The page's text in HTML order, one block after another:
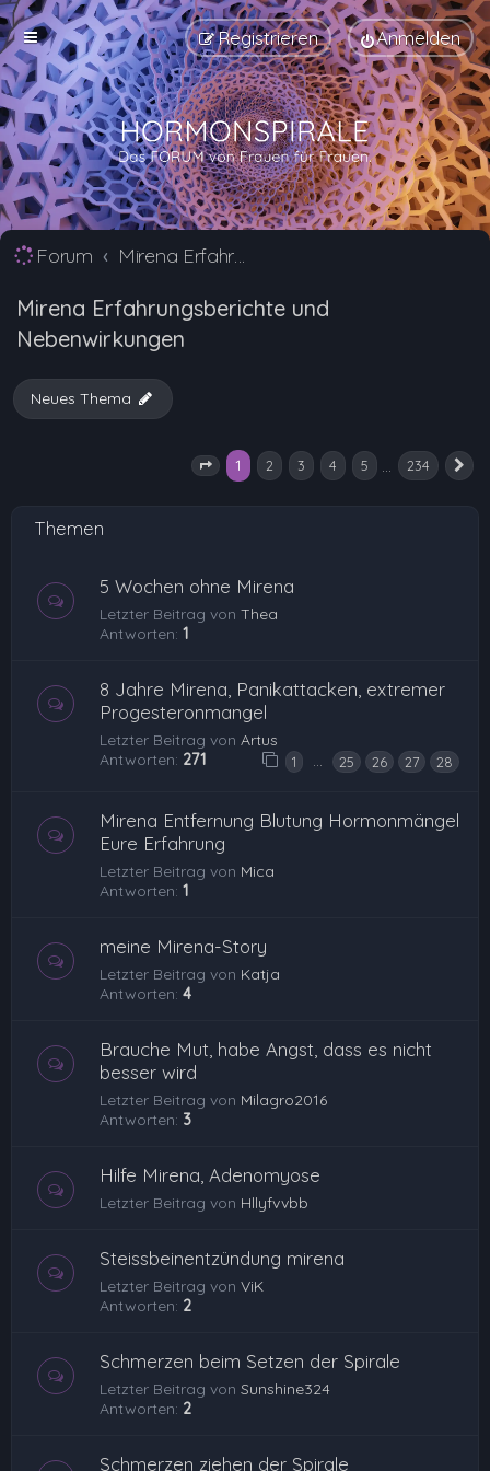
Anmelden
Registrieren
Forum Mirena Erfahrungsberichte und Nebenwirkungen
Mirena Erfahrungsberichte und
Nebenwirkungen
Neues Thema
Seite von 234
1 2 3 4 5 234
Themen
5 Wochen ohne Mirena
Letzter Beitrag von Thea
Antworten: 1
8 Jahre Mirena, Panikattacken, extremer
Progesteronmangel
Letzter Beitrag von Artus
Antworten: 271 1 … 25 26 27 28
Mirena Entfernung Blutung Hormonmängel
Eure Erfahrung
Letzter Beitrag von Mica
Antworten: 1
meine Mirena-Story
Letzter Beitrag von Katja
Antworten: 4
Brauche Mut, habe Angst, dass es nicht
besser wird
Letzter Beitrag von Milagro2016
Antworten: 3
Hilfe Mirena, Adenomyose
Letzter Beitrag von Hllyfvvbb
Steissbeinentzündung mirena
Letzter Beitrag von ViK
Antworten: 2
Schmerzen beim Setzen der Spirale
Letzter Beitrag von Sunshine324
Antworten: 2
Schmerzen ziehen der Spirale